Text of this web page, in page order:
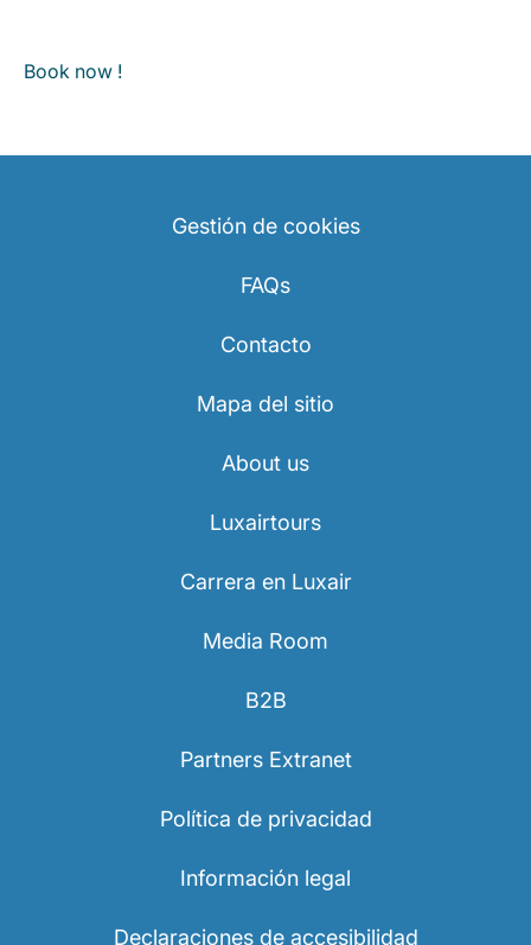
Book now !
Gestión de cookies
FAQs
Contacto
Mapa del sitio
About us
Luxairtours
Carrera en Luxair
Media Room
B2B
Partners Extranet
Política de privacidad
Información legal
Declaraciones de accesibilidad